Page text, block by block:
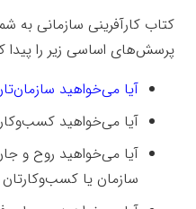
کتاب کارآفرینی سازمانی به
پرسش‌های اساسی زیر را پیدا
آیا می‌خواهید
آیا می‌خواهید
آیا می‌خواهید روح و
سازمان‌ یا